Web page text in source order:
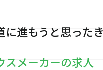
に進もうと思った
スメーカーの求人